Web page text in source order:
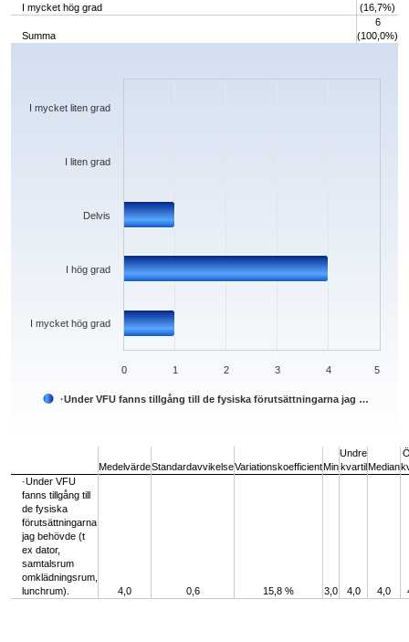
I mycket hög grad
(16,7%)
Summa
6
(100,0%)
Chart
The chart has 1 X axis displaying categories.
·Under VFU fanns tillgång till de fysiska förutsättningarna jag …
I mycket hög grad
I hög grad
Delvis
I liten grad
I mycket liten grad
0 1 2 3 4 5
MedelvärdeStandardavvikelseVariationskoefficientMin
Undre
kvartilMedian
·Under VFU
fanns tillgång till
de fysiska
förutsättningarna
jag behövde (t
ex dator,
samtalsrum
omklädningsrum,
lunchrum).
4,0 0,6 15,8 % 3,0 4,0 4,0